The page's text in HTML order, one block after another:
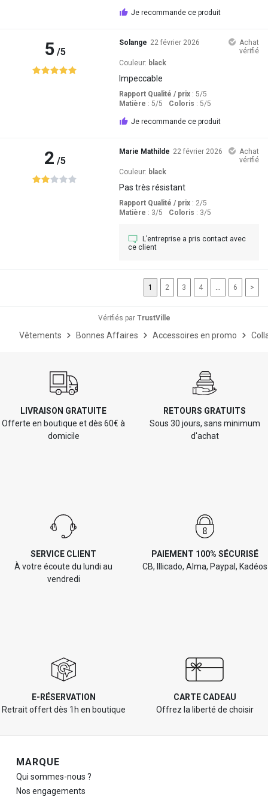
Je recommande ce produit
5/5
Solange 22 février 2026
Achat
vérifié
Couleur: black
Impeccable
Rapport Qualité / prix: 5/5
Matière : 5/5 Coloris : 5/5
Je recommande ce produit
2 /5
Marie Mathilde 22 février 2026
Achat
vérifié
Couleur: black
Pas très résistant
Rapport Qualité / prix: 2/5
Matière : 3/5 Coloris : 3/5
L’entreprise a pris contact avec
ce client
1 2 3 4 ... 6 >
Vérifiés par TrustVille
Vêtements Bonnes Affaires Accessoires en promo
LIVRAISON GRATUITE
Offerte en boutique et dès 60€ à
domicile
RETOURS GRATUITS
Sous 30 jours, sans minimum
d'achat
SERVICE CLIENT
À votre écoute du lundi au
vendredi
PAIEMENT 100% SÉCURISÉ
CB, Illicado, Alma, Paypal, Kadéos
E-RÉSERVATION
Retrait offert dès 1h en boutique
CARTE CADEAU
Offrez la liberté de choisir
Navigation de pied de page
MARQUE
Qui sommes-nous ?
Nos engagements